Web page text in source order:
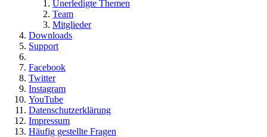
Unerledigte Themen
Team
Mitglieder
Downloads
Support
Facebook
Twitter
Instagram
YouTube
Datenschutzerklärung
Impressum
Häufig gestellte Fragen